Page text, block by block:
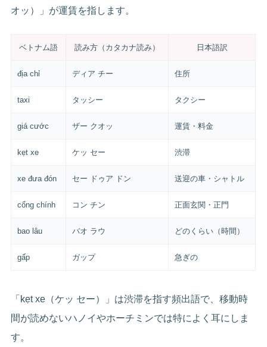
オッ）」が運賃を指します。
ベトナム語 読み方（カタカナ読み） 日本語訳
địa chỉ ディア チー 住所
taxi タッシー タクシー
giá cước ザー クオッ 運賃・料金
kẹt xe ケッ セー 渋滞
xe đưa đón セー ドゥア ドン 送迎の車・シャトル
cổng chính コン チン 正面玄関・正門
bao lâu バオ ラウ どのくらい（時間）
gấp ガップ 急ぎの
「kẹt xe（ケッ セー）」は渋滞を指す頻出語で、移動時
間が読めないハノイやホーチミンでは特によく耳にしま
す。